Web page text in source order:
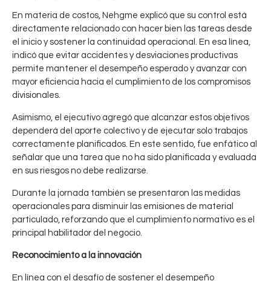
En materia de costos, Nehgme explicó que su control está
directamente relacionado con hacer bien las tareas desde
el inicio y sostener la continuidad operacional. En esa línea,
indicó que evitar accidentes y desviaciones productivas
permite mantener el desempeño esperado y avanzar con
mayor eficiencia hacia el cumplimiento de los compromisos
divisionales.
Asimismo, el ejecutivo agregó que alcanzar estos objetivos
dependerá del aporte colectivo y de ejecutar solo trabajos
correctamente planificados. En este sentido, fue enfático al
señalar que una tarea que no ha sido planificada y evaluada
en sus riesgos no debe realizarse.
Durante la jornada también se presentaron las medidas
operacionales para disminuir las emisiones de material
particulado, reforzando que el cumplimiento normativo es el
principal habilitador del negocio.
Reconocimiento a la innovación
En línea con el desafío de sostener el desempeño